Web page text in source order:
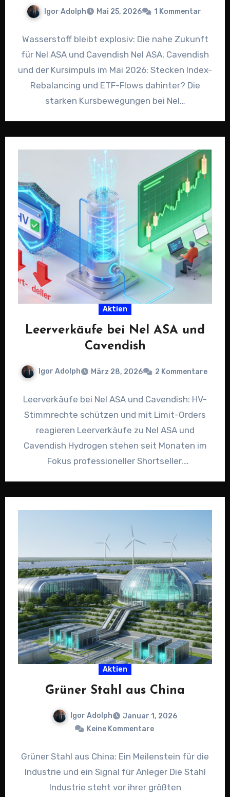
Igor Adolph Mai 25, 2026 1 Kommentar
Wasserstoff bleibt explosiv: Die nahe Zukunft
für Nel ASA und Cavendish Nel ASA, Cavendish
und der Kursimpuls im Mai 2026: Stecken Index-
Rebalancing und ETF-Flows dahinter? Die
starken Kursbewegungen bei Nel…
Aktien
Leerverkäufe bei Nel ASA und
Cavendish
Igor Adolph März 28, 2026 2 Kommentare
Leerverkäufe bei Nel ASA und Cavendish: HV-
Stimmrechte schützen und mit Limit-Orders
reagieren Leerverkäufe zu Nel ASA und
Cavendish Hydrogen stehen seit Monaten im
Fokus professioneller Shortseller.
Aktien
Grüner Stahl aus China
Igor Adolph
Januar 1, 2026
Keine Kommentare
Grüner Stahl aus China: Ein Meilenstein für die
Industrie und ein Signal für Anleger Die Stahl
Industrie steht vor ihrer größten